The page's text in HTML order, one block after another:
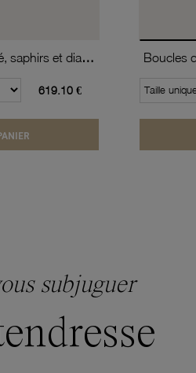
Bague en or jaune rhodié, saphirs et diamants
619.10 € Taille
subjuguer